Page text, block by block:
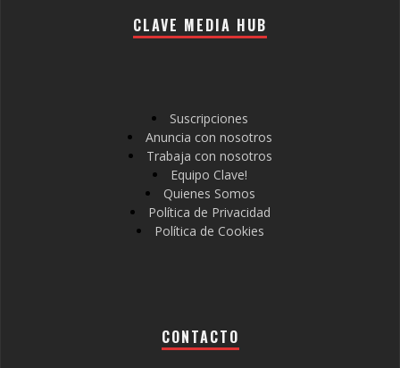
CLAVE MEDIA HUB
Suscripciones
Anuncia con nosotros
Trabaja con nosotros
Equipo Clave!
Quienes Somos
Política de Privacidad
Política de Cookies
CONTACTO